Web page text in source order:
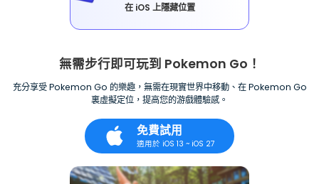
在 iOS 上隱藏位置
無需步行即可玩到 Pokemon Go！
充分享受 Pokemon Go 的樂趣，無需在現實世界中移動、在 Pokemon Go
裏虛擬定位，提高您的游戲體驗感。
免費試用
適用於 iOS 13 ~ iOS 27